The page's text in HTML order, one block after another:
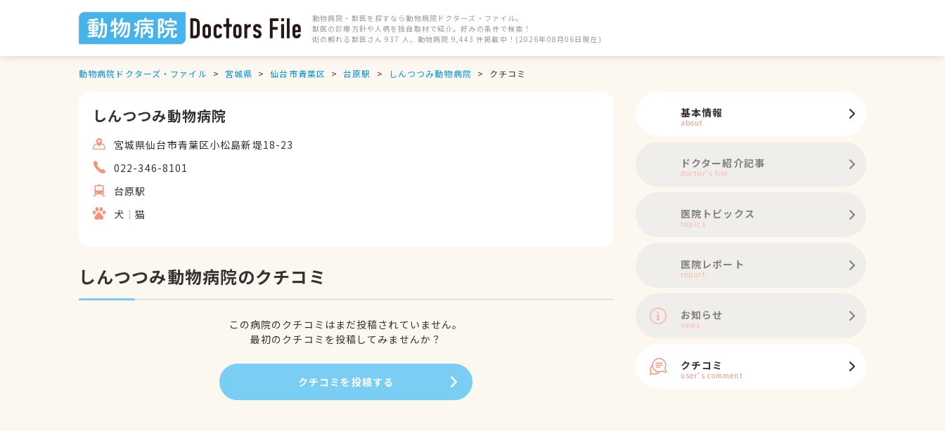
動物病院・獣医を探すなら動物病院ドクターズ・ファイル。
獣医の診療方針や人柄を独自取材で紹介。好みの条件で検索！
街の頼れる獣医さん 937 人、動物病院 9,443 件掲載中！(2026年08月06日現在)
動物病院ドクターズ・ファイル 宮城県 仙台市青葉区 台原駅 しんつつみ動物病院 クチコミ
しんつつみ動物病院
宮城県仙台市青葉区小松島新堤18-23
022-346-8101
台原駅
犬
猫
しんつつみ動物病院のクチコミ
この病院のクチコミはまだ投稿されていません。
最初のクチコミを投稿してみませんか？
クチコミを投稿する
基本情報
about
ドクター紹介記事
doctor's file
医院トピックス
topics
医院レポート
report
お知らせ
news
クチコミ
user's comment